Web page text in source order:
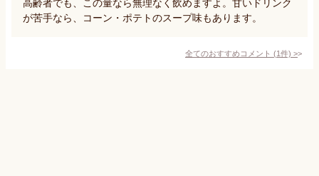
高齢者でも、この量なら無理なく飲めますよ。甘いドリンク
が苦手なら、コーン・ポテトのスープ味もあります。
全てのおすすめコメント (1件) >